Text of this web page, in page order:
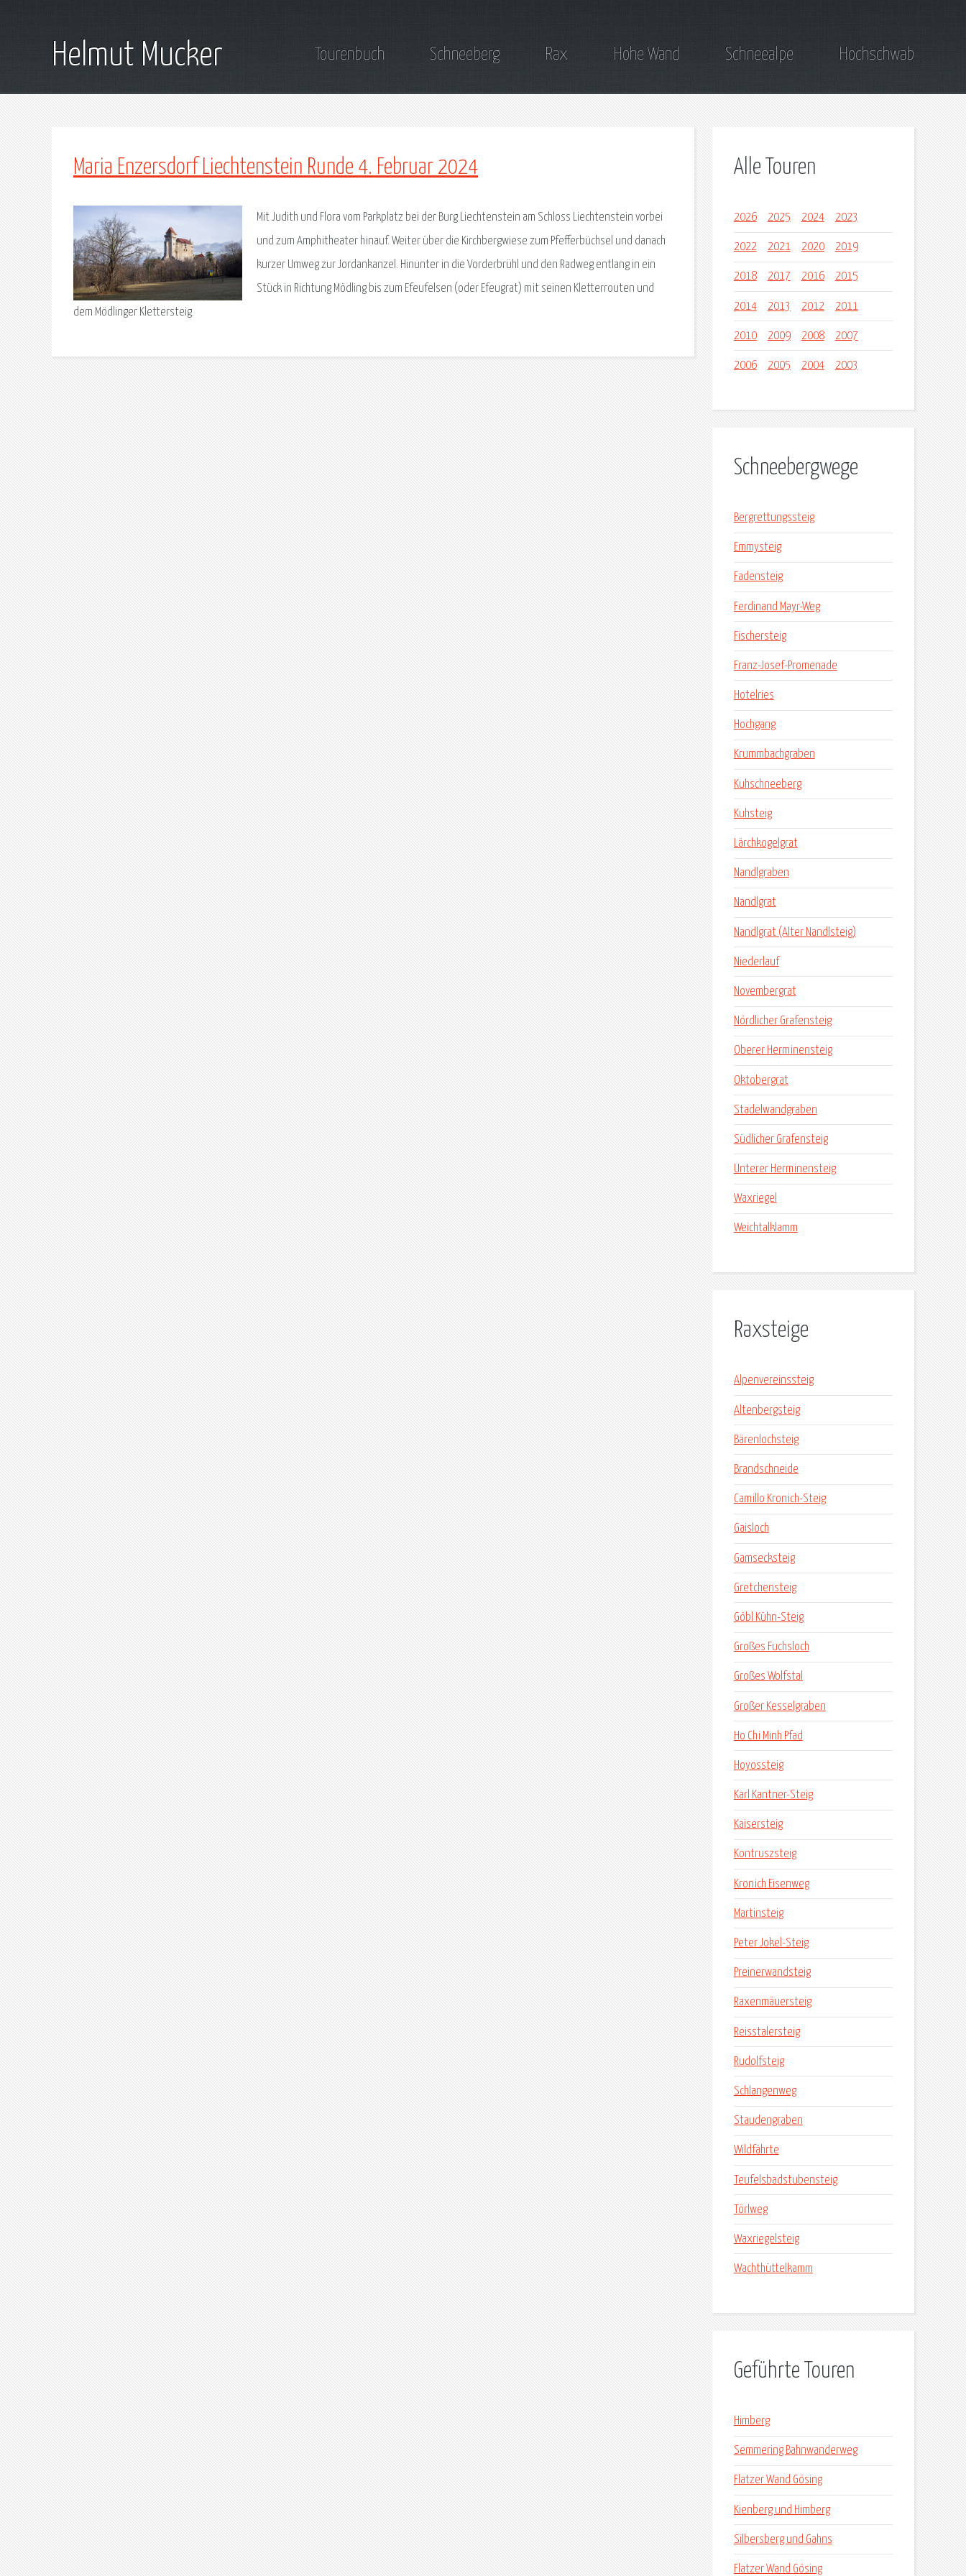
Helmut Mucker Tourenbuch Schneeberg Rax Hohe Wand Schneealpe Hochschwab
Maria Enzersdorf Liechtenstein Runde 4. Februar 2024
Mit Judith und Flora vom Parkplatz bei der Burg Liechtenstein am Schloss Liechtenstein vorbei
und zum Amphitheater hinauf. Weiter über die Kirchbergwiese zum Pfefferbüchsel und danach
kurzer Umweg zur Jordankanzel. Hinunter in die Vorderbrühl und den Radweg entlang in ein
Stück in Richtung Mödling bis zum Efeufelsen (oder Efeugrat) mit seinen Kletterrouten und
dem Mödlinger Klettersteig.
Alle Touren
2026 2025 2024 2023
2022 2021 2020 2019
2018 2017 2016 2015
2014 2013 2012 2011
2010 2009 2008 2007
2006 2005 2004 2003
Schneebergwege
Bergrettungssteig
Emmysteig
Fadensteig
Ferdinand Mayr-Weg
Fischersteig
Franz-Josef-Promenade
Hotelries
Hochgang
Krummbachgraben
Kuhschneeberg
Kuhsteig
Lärchkogelgrat
Nandlgraben
Nandlgrat
Nandlgrat (Alter Nandlsteig)
Niederlauf
Novembergrat
Nördlicher Grafensteig
Oberer Herminensteig
Oktobergrat
Stadelwandgraben
Südlicher Grafensteig
Unterer Herminensteig
Waxriegel
Weichtalklamm
Raxsteige
Alpenvereinssteig
Altenbergsteig
Bärenlochsteig
Brandschneide
Camillo Kronich-Steig
Gaisloch
Gamsecksteig
Gretchensteig
Göbl Kühn-Steig
Großes Fuchsloch
Großes Wolfstal
Großer Kesselgraben
Ho Chi Minh Pfad
Hoyossteig
Karl Kantner-Steig
Kaisersteig
Kontruszsteig
Kronich Eisenweg
Martinsteig
Peter Jokel-Steig
Preinerwandsteig
Raxenmäuersteig
Reisstalersteig
Rudolfsteig
Schlangenweg
Staudengraben
Wildfährte
Teufelsbadstubensteig
Törlweg
Waxriegelsteig
Wachthüttelkamm
Geführte Touren
Himberg
Semmering Bahnwanderweg
Flatzer Wand Gösing
Kienberg und Himberg
Silbersberg und Gahns
Flatzer Wand Gösing